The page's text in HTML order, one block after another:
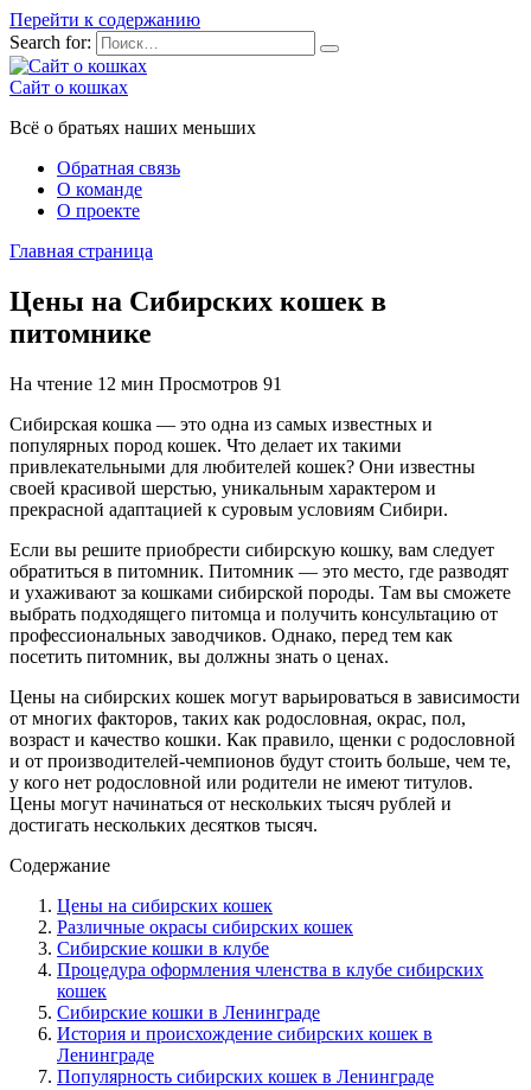
Перейти к содержанию
Search for:
Сайт о кошках
Всё о братьях наших меньших
Обратная связь
О команде
О проекте
Главная страница
Цены на Сибирских кошек в
питомнике
На чтение 12 мин Просмотров 91
Сибирская кошка — это одна из самых известных и
популярных пород кошек. Что делает их такими
привлекательными для любителей кошек? Они известны
своей красивой шерстью, уникальным характером и
прекрасной адаптацией к суровым условиям Сибири.
Если вы решите приобрести сибирскую кошку, вам следует
обратиться в питомник. Питомник — это место, где разводят
и ухаживают за кошками сибирской породы. Там вы сможете
выбрать подходящего питомца и получить консультацию от
профессиональных заводчиков. Однако, перед тем как
посетить питомник, вы должны знать о ценах.
Цены на сибирских кошек могут варьироваться в зависимости
от многих факторов, таких как родословная, окрас, пол,
возраст и качество кошки. Как правило, щенки с родословной
и от производителей-чемпионов будут стоить больше, чем те,
у кого нет родословной или родители не имеют титулов.
Цены могут начинаться от нескольких тысяч рублей и
достигать нескольких десятков тысяч.
Содержание
Цены на сибирских кошек
Различные окрасы сибирских кошек
Сибирские кошки в клубе
Процедура оформления членства в клубе сибирских
кошек
Сибирские кошки в Ленинграде
История и происхождение сибирских кошек в
Ленинграде
Популярность сибирских кошек в Ленинграде